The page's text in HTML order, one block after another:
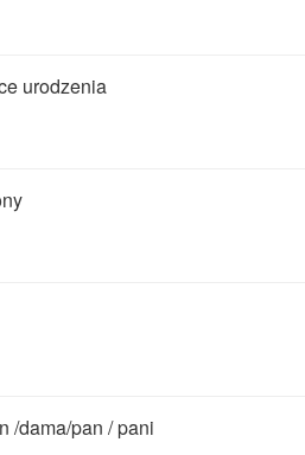
urodzenia
/dama/pan / pani